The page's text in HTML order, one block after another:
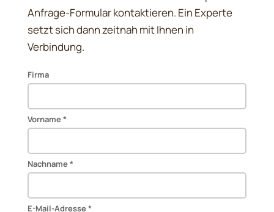
Anfrage-Formular kontaktieren. Ein Experte
setzt sich dann zeitnah mit Ihnen in
Verbindung.
Firma
Vorname *
Nachname *
E-Mail-Adresse *